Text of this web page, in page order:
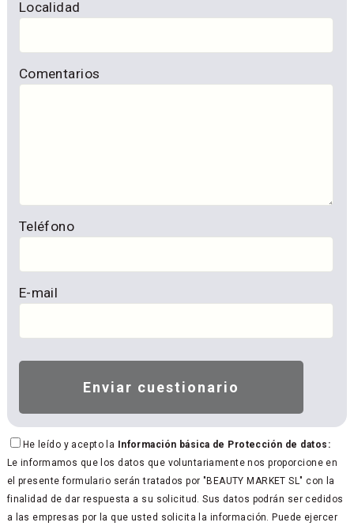
Localidad
Comentarios
Teléfono
E-mail
He leído y acepto la Información básica de Protección de datos:
Le informamos que los datos que voluntariamente nos proporcione en
el presente formulario serán tratados por "BEAUTY MARKET SL" con la
finalidad de dar respuesta a su solicitud. Sus datos podrán ser cedidos
a las empresas por la que usted solicita la información. Puede ejercer